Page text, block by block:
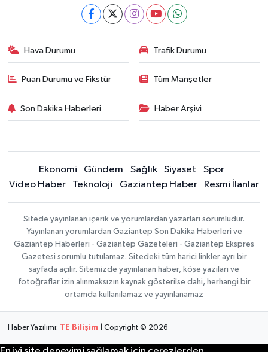
Hava Durumu Trafik Durumu
Puan Durumu ve Fikstür Tüm Manşetler
Son Dakika Haberleri Haber Arşivi
Ekonomi Gündem Sağlık Siyaset
Spor
Video Haber
Teknoloji Gaziantep Haber Resmi İlanlar
Sitede yayınlanan içerik ve yorumlardan yazarları sorumludur.
Yayınlanan yorumlardan Gaziantep Son Dakika Haberleri ve
Gaziantep Haberleri - Gaziantep Gazeteleri - Gaziantep Ekspres
Gazetesi sorumlu tutulamaz. Sitedeki tüm harici linkler ayrı bir
sayfada açılır. Sitemizde yayınlanan haber, köşe yazıları ve
fotoğraflar izin alınmaksızın kaynak gösterilse dahi, herhangi bir
ortamda kullanılamaz ve yayınlanamaz
Haber Yazılımı: TE Bilişim | Copyright © 2026